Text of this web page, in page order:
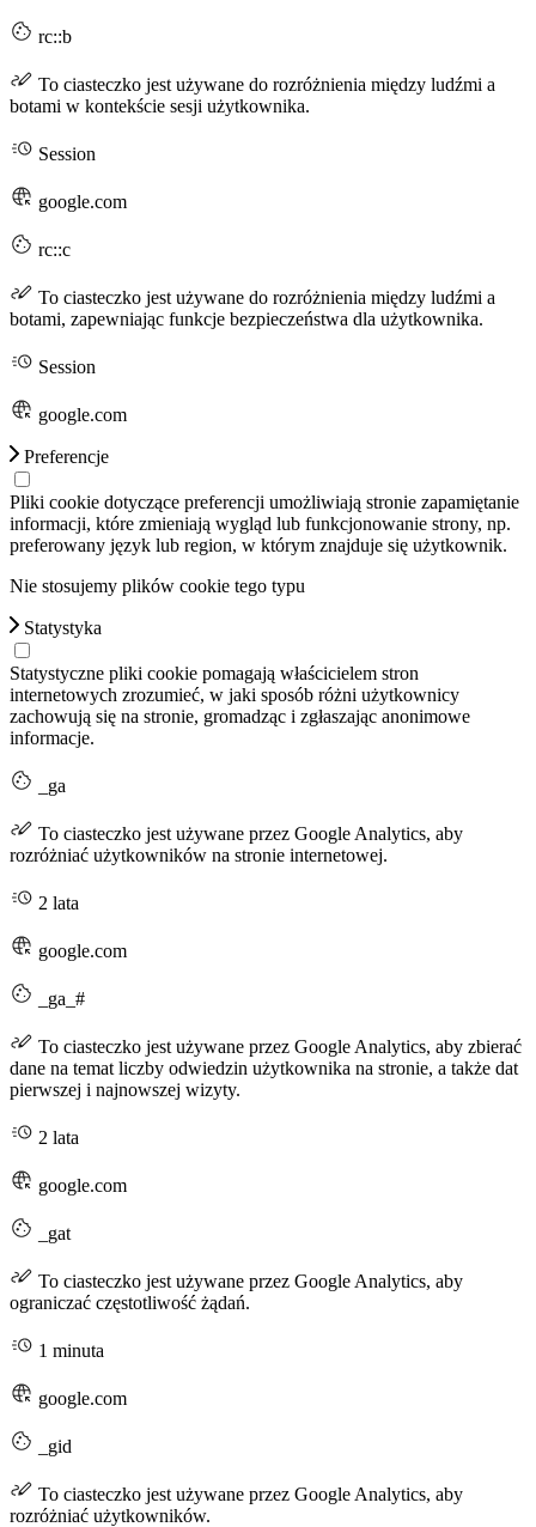
rc::b
To ciasteczko jest używane do rozróżnienia między ludźmi a
botami w kontekście sesji użytkownika.
Session
google.com
rc::c
To ciasteczko jest używane do rozróżnienia między ludźmi a
botami, zapewniając funkcje bezpieczeństwa dla użytkownika.
Session
google.com
Preferencje
Pliki cookie dotyczące preferencji umożliwiają stronie zapamiętanie
informacji, które zmieniają wygląd lub funkcjonowanie strony, np.
preferowany język lub region, w którym znajduje się użytkownik.
Nie stosujemy plików cookie tego typu
Statystyka
Statystyczne pliki cookie pomagają właścicielem stron
internetowych zrozumieć, w jaki sposób różni użytkownicy
zachowują się na stronie, gromadząc i zgłaszając anonimowe
informacje.
_ga
To ciasteczko jest używane przez Google Analytics, aby
rozróżniać użytkowników na stronie internetowej.
2 lata
google.com
_ga_#
To ciasteczko jest używane przez Google Analytics, aby zbierać
dane na temat liczby odwiedzin użytkownika na stronie, a także dat
pierwszej i najnowszej wizyty.
2 lata
google.com
_gat
To ciasteczko jest używane przez Google Analytics, aby
ograniczać częstotliwość żądań.
1 minuta
google.com
_gid
To ciasteczko jest używane przez Google Analytics, aby
rozróżniać użytkowników.